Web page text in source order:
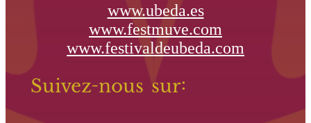
www.ubeda.es
www.festmuve.com
www.festivaldeubeda.com
Suivez-nous sur: